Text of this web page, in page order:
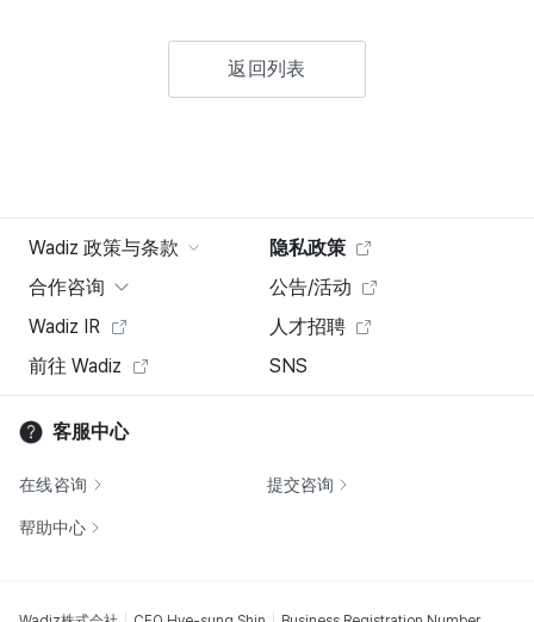
返回列表
Wadiz 政策与条款
隐私政策
合作咨询
公告/活动
Wadiz IR
人才招聘
前往 Wadiz
SNS
客服中心
在线咨询 提交咨询
帮助中心